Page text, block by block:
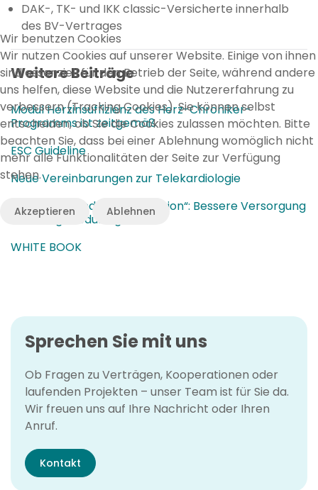
DAK-, TK- und IKK classic-Versicherte innerhalb
des BV-Vertrages
Weitere Beiträge
Modul Herzinsuffizienz des Herz-Chroniker-
Programms ist zeitgemäß
ESC Guideline
Neue Vereinbarungen zur Telekardiologie
BlenCon „Blended Consultation“: Bessere Versorgung
von Pflegebedürftigen
WHITE BOOK
Sprechen Sie mit uns
Ob Fragen zu Verträgen, Kooperationen oder
laufenden Projekten – unser Team ist für Sie da.
Wir freuen uns auf Ihre Nachricht oder Ihren
Anruf.
Kontakt
Wir benutzen Cookies
Wir nutzen Cookies auf unserer Website. Einige von ihnen
sind essenziell für den Betrieb der Seite, während andere
uns helfen, diese Website und die Nutzererfahrung zu
verbessern (Tracking Cookies). Sie können selbst
entscheiden, ob Sie die Cookies zulassen möchten. Bitte
beachten Sie, dass bei einer Ablehnung womöglich nicht
mehr alle Funktionalitäten der Seite zur Verfügung
stehen.
Akzeptieren Ablehnen